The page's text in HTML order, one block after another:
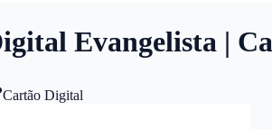
Evangelista |
Cartão Digital